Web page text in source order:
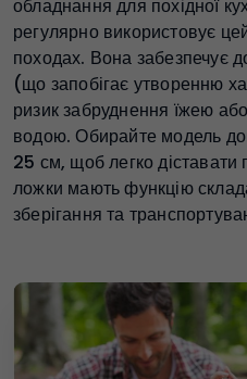
обладнання для похідної
регулярно використовує
походах. Вона забезпечує
(що запобігає утворенню
ризик забруднення їжею
водою. Обирайте модель
25 см, щоб легко діставати
ложки мають функцію
зберігання та